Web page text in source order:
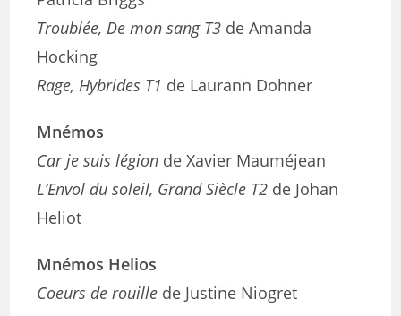
Troublée, De mon sang T3 de Amanda
Hocking
Rage, Hybrides T1 de Laurann Dohner
Mnémos
Car je suis légion de Xavier Mauméjean
L’Envol du soleil, Grand Siècle T2 de Johan
Heliot
Mnémos Helios
Coeurs de rouille de Justine Niogret